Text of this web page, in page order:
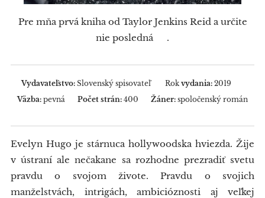
Pre mňa prvá kniha od Taylor Jenkins Reid a určite
nie posledná ☺.
Vydavateľstvo: Slovenský spisovateľ Rok vydania: 2019
Väzba: pevná Počet strán: 400 Žáner: spoločenský román
Evelyn Hugo je stárnuca hollywoodska hviezda. Žije
v ústraní ale nečakane sa rozhodne prezradiť svetu
pravdu o svojom živote. Pravdu o svojich
manželstvách, intrigách, ambicióznosti aj veľkej